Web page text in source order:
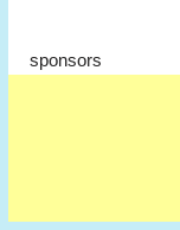
sponsors